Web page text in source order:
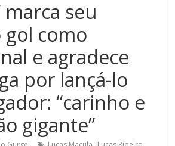
marca seu
como
e agradece
por lançá-lo
“carinho e
gigante”